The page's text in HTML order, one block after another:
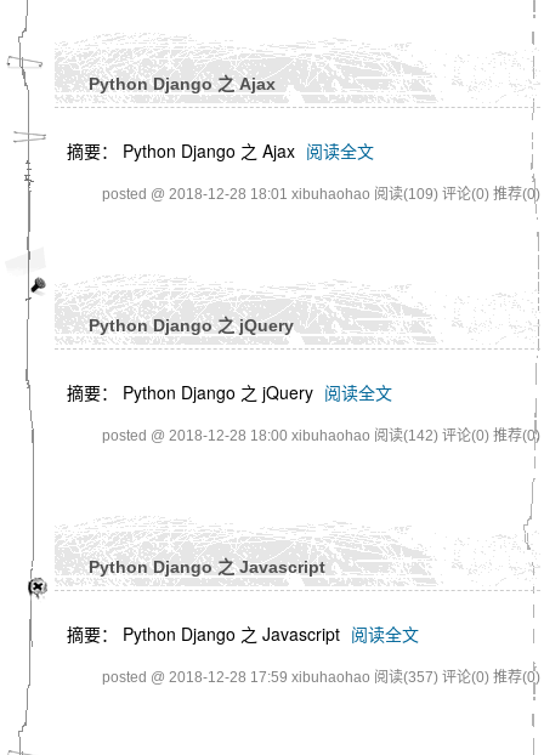
Python Django 之 Ajax
摘要： Python Django 之 Ajax 阅读全文
posted @ 2018-12-28 18:01 xibuhaohao 阅读(109) 评论(0) 推荐(0)
Python Django 之 jQuery
摘要： Python Django 之 jQuery 阅读全文
posted @ 2018-12-28 18:00 xibuhaohao 阅读(142) 评论(0) 推荐(0)
Python Django 之 Javascript
摘要： Python Django 之 Javascript 阅读全文
posted @ 2018-12-28 17:59 xibuhaohao 阅读(357) 评论(0) 推荐(0)